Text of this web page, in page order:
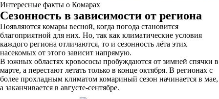
Интересные факты о Комарах
Сезонность в зависимости от региона
Появляются комары весной, когда погода становится
благоприятной для них. Но, так как климатические условия
каждого региона отличаются, то и сезонность лёта этих
насекомых от этого зависит напрямую.
В южных областях кровососы пробуждаются от зимней спячки в
марте, а перестают летать только в конце октября. В регионах с
более прохладным климатом комариный сезон начинается в мае,
а заканчивается в августе-сентябре.